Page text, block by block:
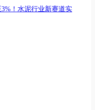
！水泥行业新赛道实